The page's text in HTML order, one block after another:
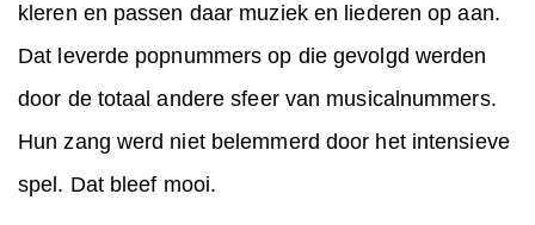
kleren en passen daar muziek en liederen op aan.
Dat leverde popnummers op die gevolgd werden
door de totaal andere sfeer van musicalnummers.
Hun zang werd niet belemmerd door het intensieve
spel. Dat bleef mooi.